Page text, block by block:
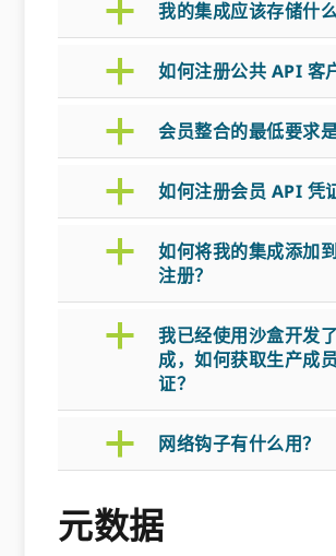
a 我的集成应该存储什么
a 如何注册公共 API 客
a 会员整合的最低要求
a 如何注册会员 API 凭
a
如何将我的集成添加
注册？
a
我已经使用沙盒开发
成，如何获取生产成
证？
a 网络钩子有什么用？
元数据